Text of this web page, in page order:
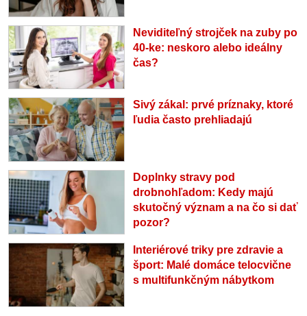
Neviditeľný strojček na zuby po
40-ke: neskoro alebo ideálny
čas?
Sivý zákal: prvé príznaky, ktoré
ľudia často prehliadajú
Doplnky stravy pod
drobnohľadom: Kedy majú
skutočný význam a na čo si dať
pozor?
Interiérové triky pre zdravie a
šport: Malé domáce telocvične
s multifunkčným nábytkom